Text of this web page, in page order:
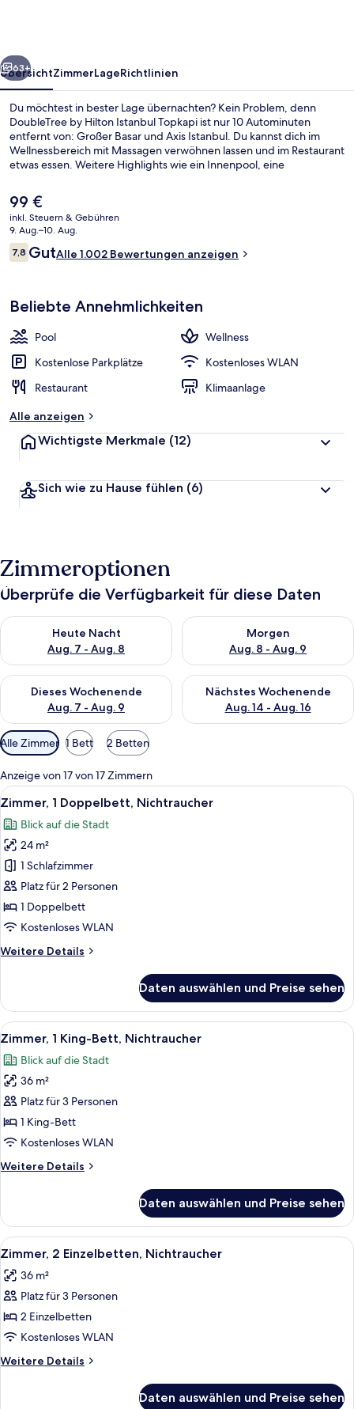
Weiter
63+
ÜbersichtZimmerLageRichtlinien
Du möchtest in bester Lage übernachten? Kein Problem, denn
DoubleTree by Hilton Istanbul Topkapi ist nur 10 Autominuten
entfernt von: Großer Basar und Axis Istanbul. Du kannst dich im
Wellnessbereich mit Massagen verwöhnen lassen und im Restaurant
etwas essen. Weitere Highlights wie ein Innenpool, eine
luxuriösen Stil. Andere Reisende mögen das hilfsbereite Personal
und den allgemeinen Zustand der Unterkunft. Die Unterkunft ist
nur einen kurzen Fußmarsch von den öffentlichen Verkehrsmitteln
entfernt: Zur U-Bahn läuft man 9 Minuten (U-Bahn-Station
Fetihkapi) bzw. 14 Minuten (U-Bahn-Station Bayrampasa - Maltepe).
Der
aktuelle
Preis
beträgt
99 €.
99 €
inkl. Steuern & Gebühren
9. Aug.–10. Aug.
Bewertungen
7,87,8 von 10.
GutAlle 1.002 Bewertungen anzeigen
Beliebte Annehmlichkeiten
Pool
Wellness
Kostenlose Parkplätze
Kostenloses WLAN
Restaurant
Klimaanlage
Alle anzeigen
Wichtigste Merkmale (12)
Sich wie zu Hause fühlen (6)
Zimmeroptionen
Überprüfe die Verfügbarkeit für diese Daten
Heute Nacht
Aug. 7 - Aug. 8
Überprüfe die Verfügbarkeit für heute Nacht, Aug. 7 - Aug. 8.
Morgen
Aug. 8 - Aug. 9
Überprüfe die Verfügbarkeit
Dieses Wochenende
Aug. 7 - Aug. 9
Überprüfe die Verfügbarkeit für dieses Wochenende, Aug. 7
Nächstes Wochenende
Aug. 14 - Aug. 16
Überprüfe die Verfügbarkeit
Verfügbare
Filter
für
Zimmer
Alle Zimmer 1 Bett 2 Betten
Anzeige von 17 von 17 Zimmern
Alle
Fotos
für
Zimmer,
Doppelbett,
Nichtraucher
anzeigen
Ein Hotelzimmer mit einem großen
5
Zimmer, 1 Doppelbett, Nichtraucher
Blick auf die Stadt
24 m²
1 Schlafzimmer
Platz für 2 Personen
1 Doppelbett
Kostenloses WLAN
Weitere Details
Weitere
1
Doppelbett,
Nichtraucher
Daten auswählen und Preise sehen
Alle
Fotos
für
Zimmer,
1 King-
Bett,
Nichtraucher
Ein Hotelzimmer mit einem großen
3
Zimmer, 1 King-Bett, Nichtraucher
Blick auf die Stadt
36 m²
Platz für 3 Personen
1 King-Bett
Kostenloses WLAN
Weitere Details
Weitere
1 King-
Bett,
Nichtraucher
Daten auswählen und Preise sehen
Alle
Fotos
für
Zimmer,
2 Einzelbetten,
Nichtraucher
anzeigen
Zimmer, 2 Einzelbetten,
3
Zimmer, 2 Einzelbetten, Nichtraucher
36 m²
Platz für 3 Personen
2 Einzelbetten
Kostenloses WLAN
Weitere Details
Weitere
Daten auswählen und Preise sehen